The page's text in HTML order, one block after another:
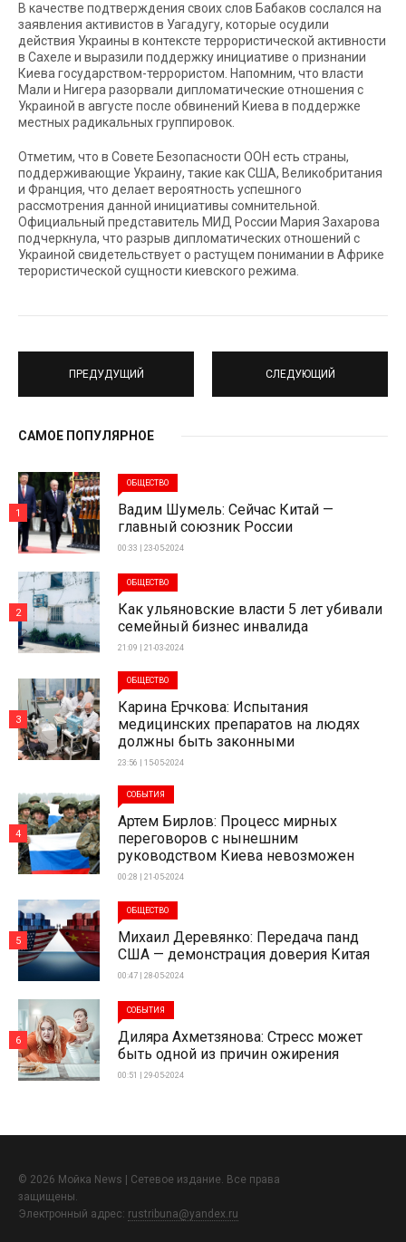
В качестве подтверждения своих слов Бабаков сослался на
заявления активистов в Уагадугу, которые осудили
действия Украины в контексте террористической активности
в Сахеле и выразили поддержку инициативе о признании
Киева государством-террористом. Напомним, что власти
Мали и Нигера разорвали дипломатические отношения с
Украиной в августе после обвинений Киева в поддержке
местных радикальных группировок.
Отметим, что в Совете Безопасности ООН есть страны,
поддерживающие Украину, такие как США, Великобритания
и Франция, что делает вероятность успешного
рассмотрения данной инициативы сомнительной.
Официальный представитель МИД России Мария Захарова
подчеркнула, что разрыв дипломатических отношений с
Украиной свидетельствует о растущем понимании в Африке
терористической сущности киевского режима.
ПРЕДУДУЩИЙ СЛЕДУЮЩИЙ
САМОЕ ПОПУЛЯРНОЕ
ОБЩЕСТВО
Вадим Шумель: Сейчас Китай —
главный союзник России
00:33 | 23-05-2024
1
ОБЩЕСТВО
Как ульяновские власти 5 лет убивали
семейный бизнес инвалида
21:09 | 21-03-2024
2
ОБЩЕСТВО
Карина Ерчкова: Испытания
медицинских препаратов на людях
должны быть законными
23:56 | 15-05-2024
3
СОБЫТИЯ
Артем Бирлов: Процесс мирных
переговоров с нынешним
руководством Киева невозможен
00:28 | 21-05-2024
4
ОБЩЕСТВО
Михаил Деревянко: Передача панд
США — демонстрация доверия Китая
00:47 | 28-05-2024
5
СОБЫТИЯ
Диляра Ахметзянова: Стресс может
быть одной из причин ожирения
00:51 | 29-05-2024
6
© 2026 Мойка News | Сетевое издание. Все права
защищены.
Электронный адрес: rustribuna@yandex.ru